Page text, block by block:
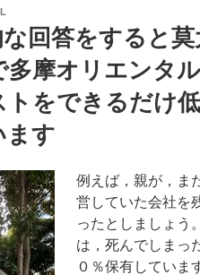
回答をすると
多摩オリエンタ
をできるだけ
ます
例えば，親が，ま
営していた会社を
ったとしましょう
は，死んでしまっ
０％保有していま